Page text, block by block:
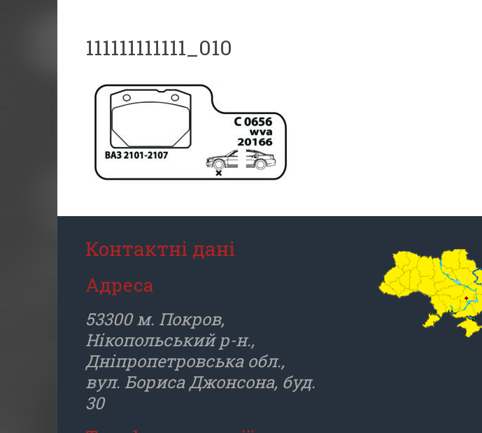
111111111111_010
Контактні дані
Адреса
53300 м. Покров,
Нікопольський р-н.,
Дніпропетровська обл.,
вул. Бориса Джонсона, буд.
30